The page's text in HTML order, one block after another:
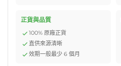
正貨與品質
100% 原廠正貨
直供來源清晰
效期一般最少 6 個月